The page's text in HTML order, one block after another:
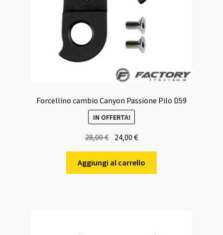
Forcellino cambio Canyon Passione Pilo D59
IN OFFERTA!
28,00€
prezzo
originale
era:
24,00€Il
prezzo
attuale
è:
Aggiungi al carrello